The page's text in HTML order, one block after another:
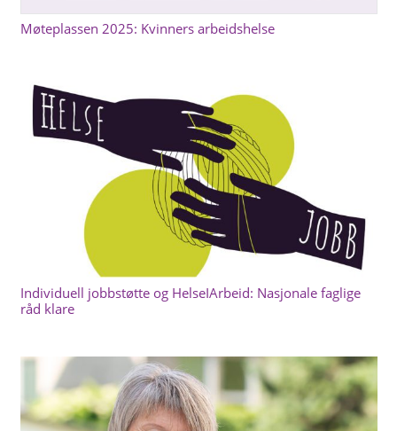
Møteplassen 2025: Kvinners arbeidshelse
Individuell jobbstøtte og HelseIArbeid: Nasjonale faglige
råd klare